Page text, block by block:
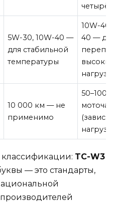
5W-30, 10W-40 —
для стабильной
температуры
10W-40,
40 — для
высоких
10 000 км — не
применимо
50–100
(зависит
TC-W3
— это стандарты,